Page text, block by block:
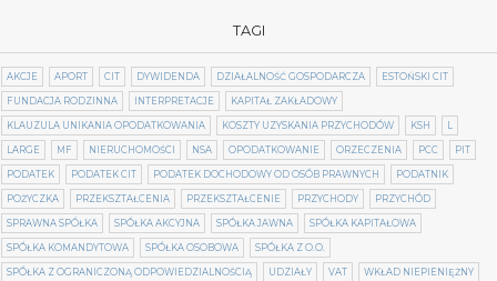
TAGI
AKCJE APORT CIT DYWIDENDA DZIAŁALNOŚĆ GOSPODARCZA ESTOŃSKI CIT
FUNDACJA RODZINNA INTERPRETACJE KAPITAŁ ZAKŁADOWY
KLAUZULA UNIKANIA OPODATKOWANIA KOSZTY UZYSKANIA PRZYCHODÓW KSH L
LARGE MF NIERUCHOMOŚCI NSA OPODATKOWANIE ORZECZENIA PCC PIT
PODATEK PODATEK CIT PODATEK DOCHODOWY OD OSÓB PRAWNYCH PODATNIK
POŻYCZKA PRZEKSZTAŁCENIA PRZEKSZTAŁCENIE PRZYCHODY PRZYCHÓD
SPRAWNA SPÓŁKA SPÓŁKA AKCYJNA SPÓŁKA JAWNA SPÓŁKA KAPITAŁOWA
SPÓŁKA KOMANDYTOWA SPÓŁKA OSOBOWA SPÓŁKA Z O.O.
SPÓŁKA Z OGRANICZONĄ ODPOWIEDZIALNOŚCIĄ UDZIAŁY VAT WKŁAD NIEPIENIĘŻNY